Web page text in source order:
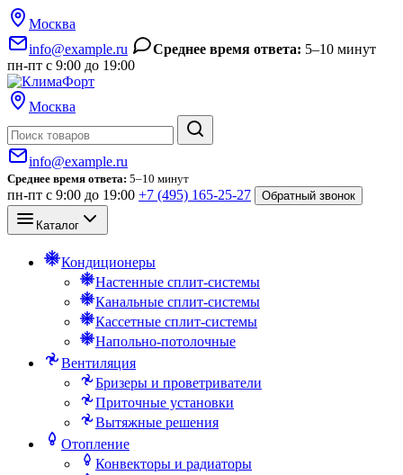
Москва
info@example.ru
Среднее время ответа: 5–10 минут
пн-пт с 9:00 до 19:00
Москва
info@example.ru
Среднее время ответа: 5–10 минут
пн-пт с 9:00 до 19:00 +7 (495) 165-25-27 Обратный звонок
Каталог
Кондиционеры
Настенные сплит-системы
Канальные сплит-системы
Кассетные сплит-системы
Напольно-потолочные
Вентиляция
Бризеры и проветриватели
Приточные установки
Вытяжные решения
Отопление
Конвекторы и радиаторы